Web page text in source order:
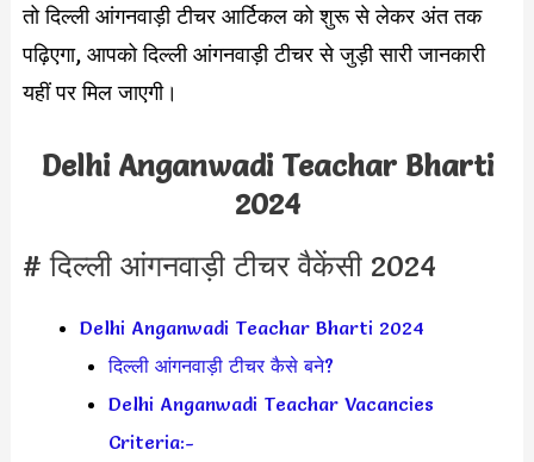
तो दिल्ली आंगनवाड़ी टीचर आर्टिकल को शुरू से लेकर अंत तक
पढ़िएगा, आपको दिल्ली आंगनवाड़ी टीचर से जुड़ी सारी जानकारी
यहीं पर मिल जाएगी।
Delhi Anganwadi Teachar Bharti
2024
# दिल्ली आंगनवाड़ी टीचर वैकेंसी 2024
Delhi Anganwadi Teachar Bharti 2024
दिल्ली आंगनवाड़ी टीचर कैसे बने?
Delhi Anganwadi Teachar Vacancies
Criteria:-